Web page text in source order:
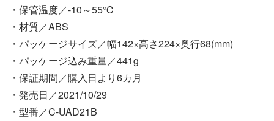
・保管温度／-10～55℃
・材質／ABS
・パッケージサイズ／幅142×高さ224×奥行68(mm)
・パッケージ込み重量／441g
・保証期間／購入日より6カ月
・発売日／2021/10/29
・型番／C-UAD21B